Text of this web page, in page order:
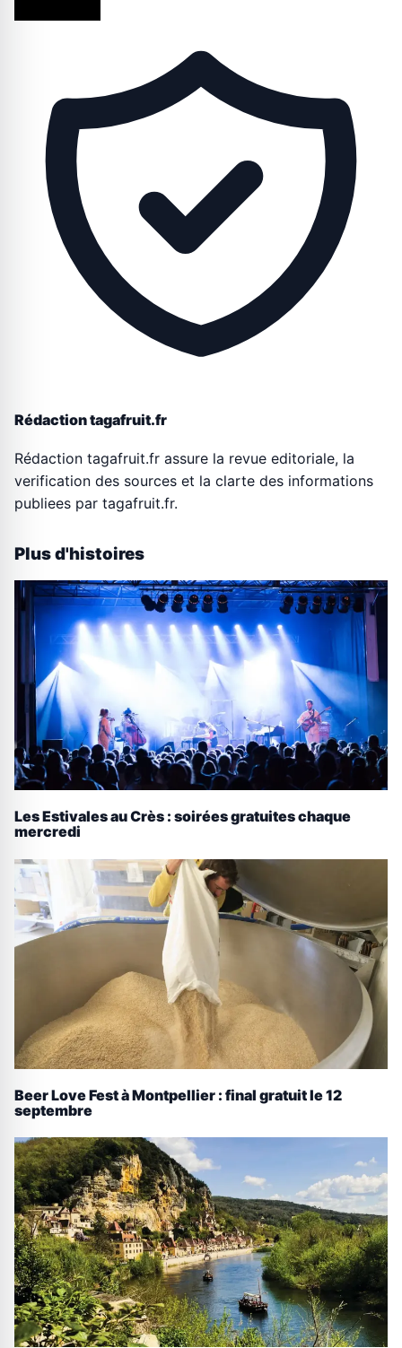
Rédaction tagafruit.fr
Rédaction tagafruit.fr assure la revue editoriale, la
verification des sources et la clarte des informations
publiees par tagafruit.fr.
Plus d'histoires
Les Estivales au Crès : soirées gratuites chaque
mercredi
Beer Love Fest à Montpellier : final gratuit le 12
septembre